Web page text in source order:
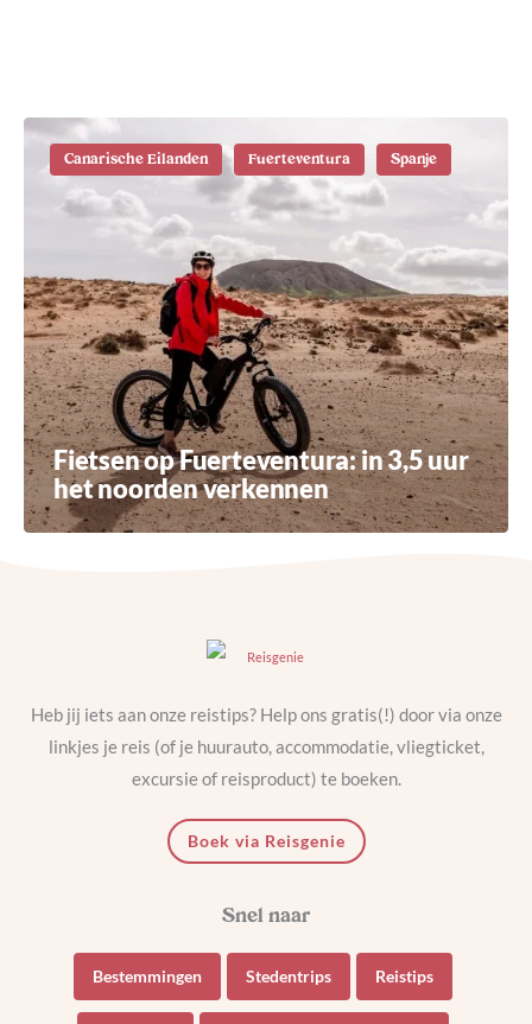
Fietsen op Fuerteventura: in 3,5 uur
het noorden verkennen
Canarische Eilanden Fuerteventura Spanje
Heb jij iets aan onze reistips? Help ons gratis(!) door via onze
linkjes je reis (of je huurauto, accommodatie, vliegticket,
excursie of reisproduct) te boeken.
Boek via Reisgenie
Bestemmingen Stedentrips Reistips